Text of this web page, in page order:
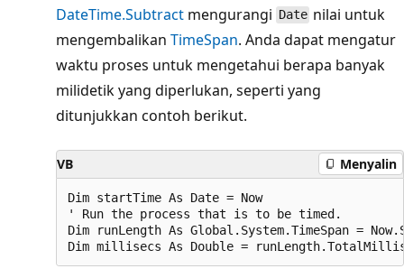
DateTime.Subtract mengurangi Date nilai untuk
mengembalikan TimeSpan. Anda dapat mengatur
waktu proses untuk mengetahui berapa banyak
milidetik yang diperlukan, seperti yang
ditunjukkan contoh berikut.
VB Menyalin
Dim startTime As Date = Now
' Run the process that is to be timed.
Dim runLength As Global.System.TimeSpan =